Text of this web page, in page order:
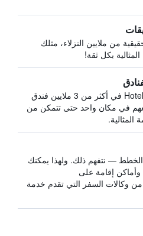
من ملايين النزلاء، مثلك
بكل ثقة!
يبحث HotelsCombined في أكثر من 3 ملايين فندق
في مكان واحد حتى تتمكن من
المثالية.
الخطط — نتفهم ذلك. ولهذا يمكنك
إقامة على
HotelsCombined من وكالات السفر التي تقدم خدمة